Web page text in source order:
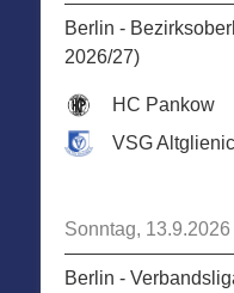
Berlin -
2026/27)
HC Pankow
VSG
Sonntag, 13.9.2026
Berlin -